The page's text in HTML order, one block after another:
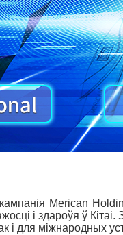
Merican
і здароўя ў
і для міжнародных